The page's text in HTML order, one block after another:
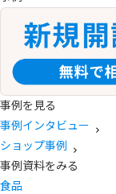
事例を見る
事例インタビュー
ショップ事例
事例資料をみる
食品